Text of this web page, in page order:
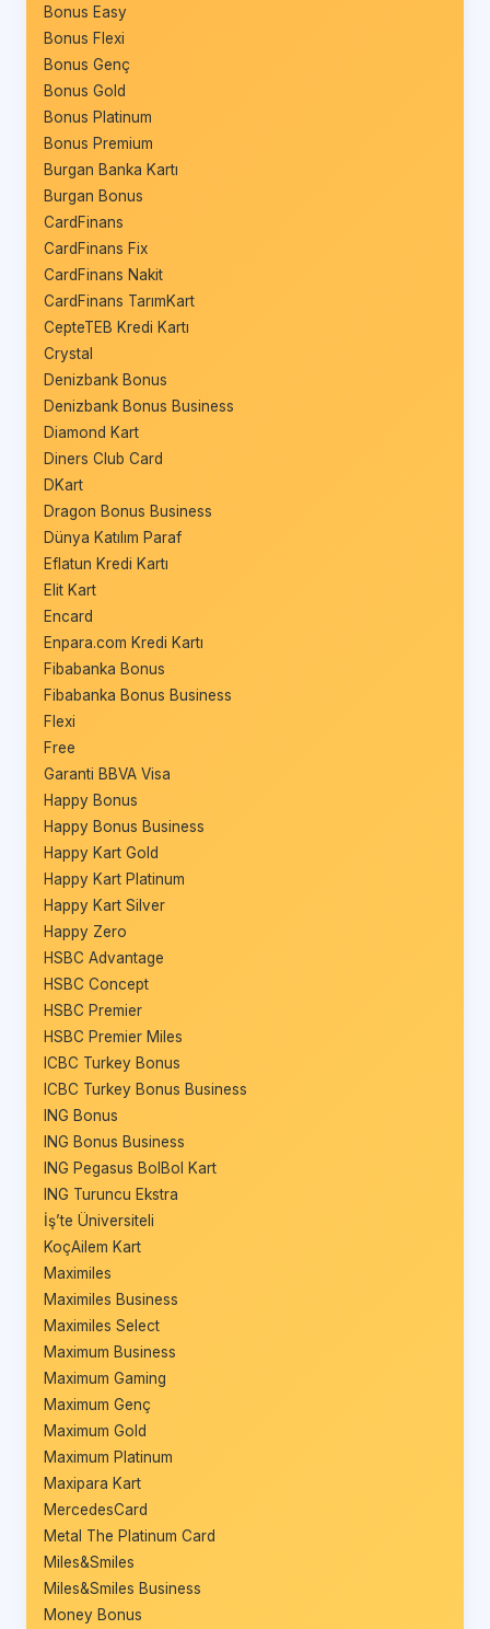
Bonus Easy
Bonus Flexi
Bonus Genç
Bonus Gold
Bonus Platinum
Bonus Premium
Burgan Banka Kartı
Burgan Bonus
CardFinans
CardFinans Fix
CardFinans Nakit
CardFinans TarımKart
CepteTEB Kredi Kartı
Crystal
Denizbank Bonus
Denizbank Bonus Business
Diamond Kart
Diners Club Card
DKart
Dragon Bonus Business
Dünya Katılım Paraf
Eflatun Kredi Kartı
Elit Kart
Encard
Enpara.com Kredi Kartı
Fibabanka Bonus
Fibabanka Bonus Business
Flexi
Free
Garanti BBVA Visa
Happy Bonus
Happy Bonus Business
Happy Kart Gold
Happy Kart Platinum
Happy Kart Silver
Happy Zero
HSBC Advantage
HSBC Concept
HSBC Premier
HSBC Premier Miles
ICBC Turkey Bonus
ICBC Turkey Bonus Business
ING Bonus
ING Bonus Business
ING Pegasus BolBol Kart
ING Turuncu Ekstra
İş’te Üniversiteli
KoçAilem Kart
Maximiles
Maximiles Business
Maximiles Select
Maximum Business
Maximum Gaming
Maximum Genç
Maximum Gold
Maximum Platinum
Maxipara Kart
MercedesCard
Metal The Platinum Card
Miles&Smiles
Miles&Smiles Business
Money Bonus